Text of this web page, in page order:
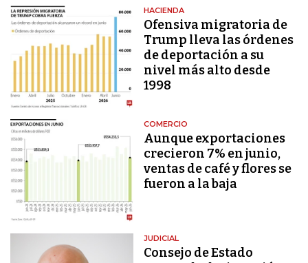
HACIENDA
Ofensiva migratoria de
Trump lleva las órdenes
de deportación a su
nivel más alto desde
1998
COMERCIO
Aunque exportaciones
crecieron 7% en junio,
ventas de café y flores se
fueron a la baja
JUDICIAL
Consejo de Estado